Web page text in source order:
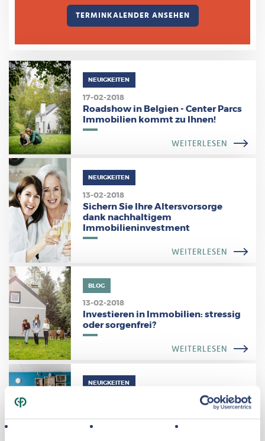
TERMINKALENDER ANSEHEN
NEUIGKEITEN
17-02-2018
Roadshow in Belgien - Center Parcs
Immobilien kommt zu Ihnen!
WEITERLESEN
NEUIGKEITEN
13-02-2018
Sichern Sie Ihre Altersvorsorge
dank nachhaltigem
Immobilieninvestment
WEITERLESEN
BLOG
13-02-2018
Investieren in Immobilien: stressig
oder sorgenfrei?
WEITERLESEN
NEUIGKEITEN
Center Parcs Immobilien ON TOUR
im März 2018!